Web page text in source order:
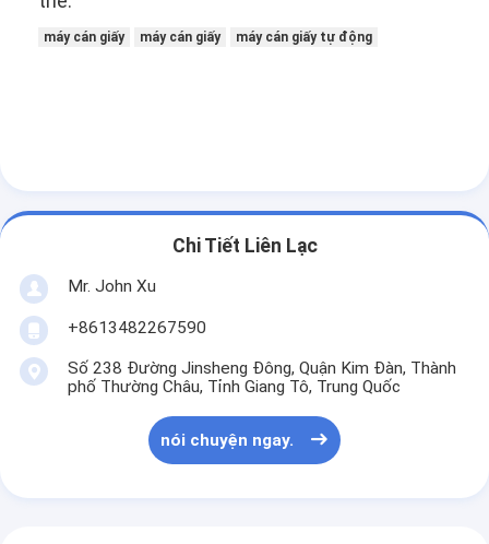
máy cán giấy máy cán giấy máy cán giấy tự động
Chi Tiết Liên Lạc
Mr. John Xu
+8613482267590
Số 238 Đường Jinsheng Đông, Quận Kim Đàn, Thành
phố Thường Châu, Tỉnh Giang Tô, Trung Quốc
nói chuyện ngay.